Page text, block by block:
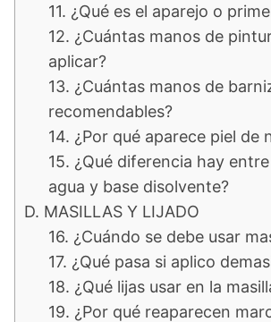
11. ¿Qué es el aparejo o
12. ¿Cuántas manos de
aplicar?
13. ¿Cuántas manos de
recomendables?
14. ¿Por qué aparece piel de
15. ¿Qué diferencia hay
agua y base disolvente?
D. MASILLAS Y LIJADO
16. ¿Cuándo se debe usar
17. ¿Qué pasa si aplico
18. ¿Qué lijas usar en la
19. ¿Por qué reaparecen